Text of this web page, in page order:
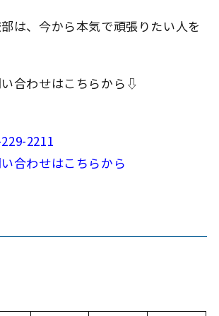
は、今から本気で頑張りたい人を
合わせはこちらから⇩
2211
合わせはこちらから